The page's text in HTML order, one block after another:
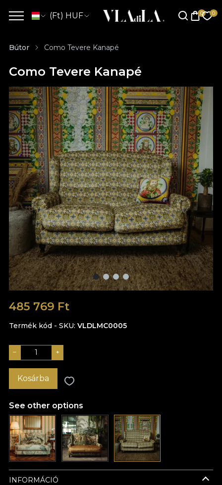
(Ft) HUF
Bútor Como Tevere Kanapé
Como Tevere Kanapé
485 769 Ft
Termék kód - SKU VLDLMC0005
− +
Kosárba
See other options
INFORMÁCIÓ